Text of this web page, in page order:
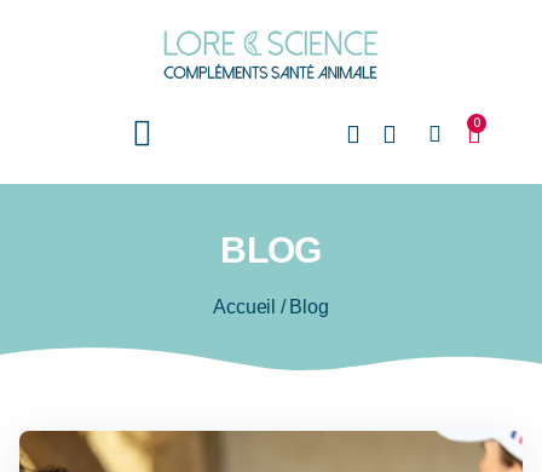
0
BLOG
Accueil / Blog